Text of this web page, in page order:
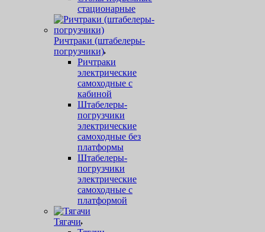
стационарные
Ричтраки (штабелеры-
погрузчики)
Ричтраки
электрические
самоходные с
кабиной
Штабелеры-
погрузчики
электрические
самоходные без
платформы
Штабелеры-
погрузчики
электрические
самоходные с
платформой
Тягачи